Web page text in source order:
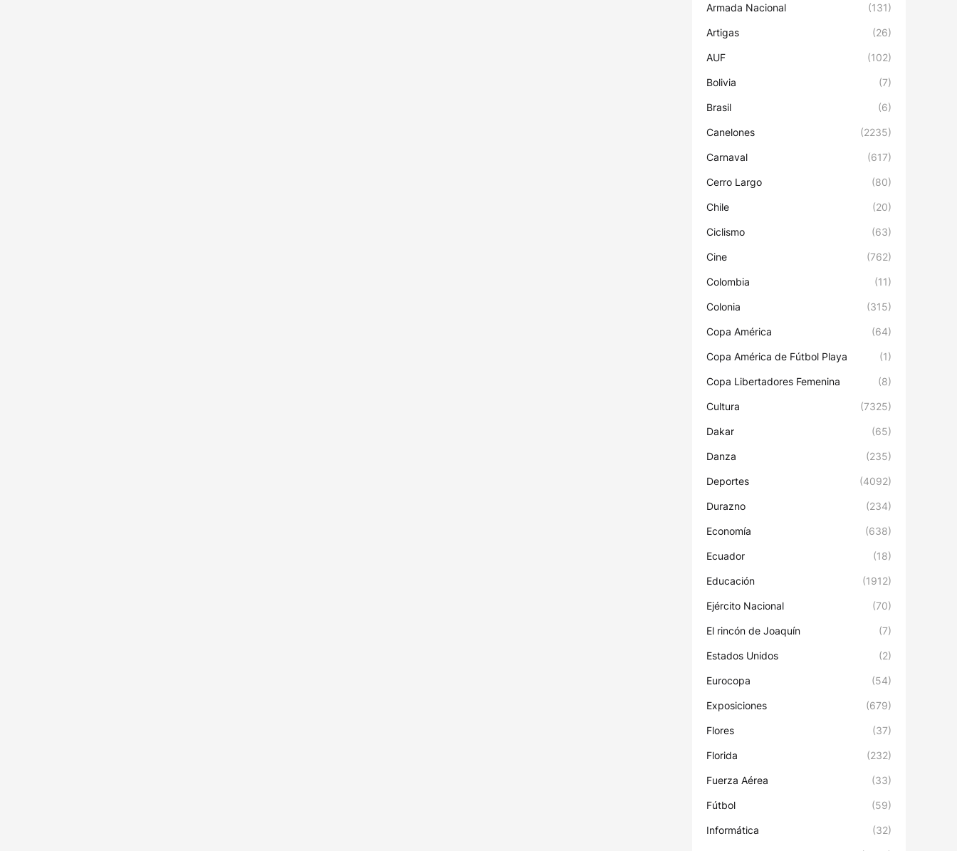
Armada Nacional (131)
Artigas (26)
AUF (102)
Bolivia (7)
Brasil (6)
Canelones (2235)
Carnaval (617)
Cerro Largo (80)
Chile (20)
Ciclismo (63)
Cine (762)
Colombia (11)
Colonia (315)
Copa América (64)
Copa América de Fútbol Playa (1)
Copa Libertadores Femenina (8)
Cultura (7325)
Dakar (65)
Danza (235)
Deportes (4092)
Durazno (234)
Economía (638)
Ecuador (18)
Educación (1912)
Ejército Nacional (70)
El rincón de Joaquín (7)
Estados Unidos (2)
Eurocopa (54)
Exposiciones (679)
Flores (37)
Florida (232)
Fuerza Aérea (33)
Fútbol (59)
Informática (32)